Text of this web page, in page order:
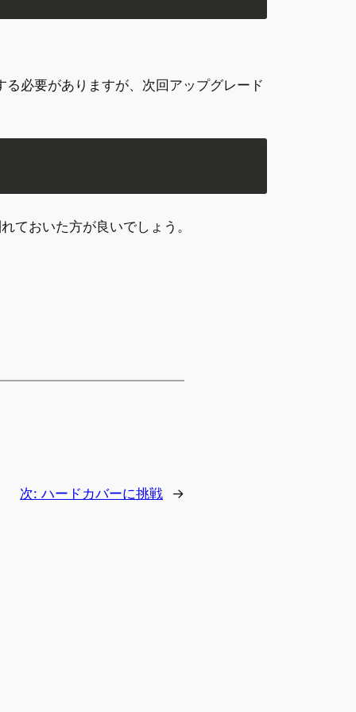
必要がありますが、次回アップグレード
ておいた方が良いでしょう。
次: ハードカバーに挑戦 →